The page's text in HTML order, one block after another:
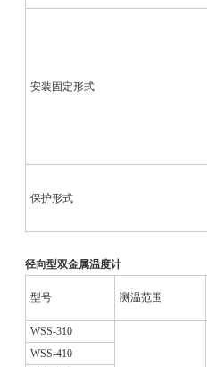
安装固定形式
保护形式
径向型双金属温度计
型号 测温范围
WSS-310
WSS-410